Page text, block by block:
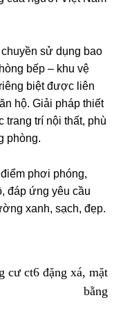
sử dụng bao
bếp – khu vệ
biệt được liên
hộ. Giải pháp thiết
trang trí nội thất, phù
phòng.
phơi phóng,
đáp ứng yêu cầu
xanh, sạch, đẹp.